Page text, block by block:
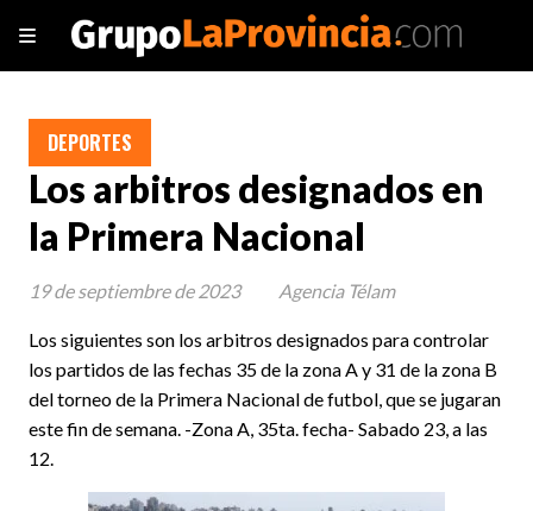
Los arbitros designados en
la Primera Nacional
Los siguientes son los arbitros designados para controlar
los partidos de las fechas 35 de la zona A y 31 de la zona B
del torneo de la Primera Nacional de futbol, que se jugaran
este fin de semana. -Zona A, 35ta. fecha- Sabado 23, a las
12.
DEPORTES
19 de septiembre de 2023 Agencia Télam